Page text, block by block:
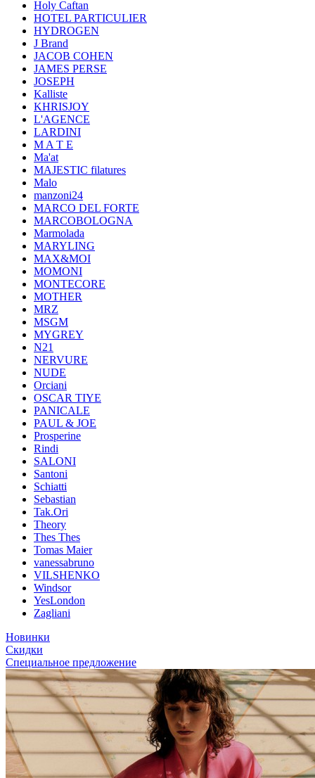
Holy Caftan
HOTEL PARTICULIER
HYDROGEN
J Brand
JACOB COHEN
JAMES PERSE
JOSEPH
Kalliste
KHRISJOY
L'AGENCE
LARDINI
M A T E
Ma'at
MAJESTIC filatures
Malo
manzoni24
MARCO DEL FORTE
MARCOBOLOGNA
Marmolada
MARYLING
MAX&MOI
MOMONI
MONTECORE
MOTHER
MRZ
MSGM
MYGREY
N21
NERVURE
NUDE
Orciani
OSCAR TIYE
PANICALE
PAUL & JOE
Prosperine
Rindi
SALONI
Santoni
Schiatti
Sebastian
Tak.Ori
Theory
Thes Thes
Tomas Maier
vanessabruno
VILSHENKO
Windsor
YesLondon
Zagliani
Новинки
Скидки
Специальное предложение